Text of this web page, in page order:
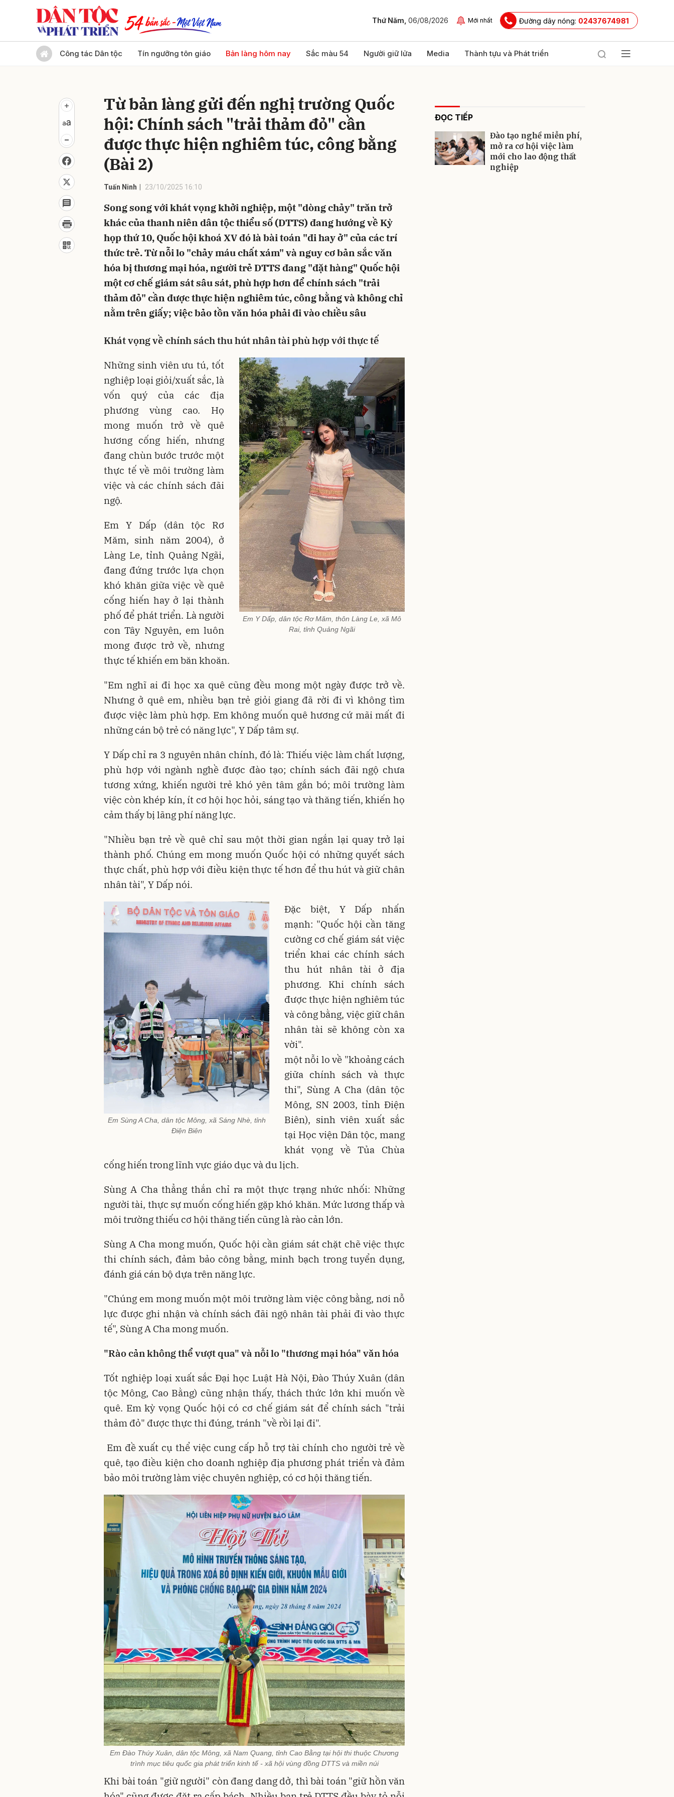
Thứ Năm, 06/08/2026 Mới nhất Đường dây nóng: 02437674981
Công tác Dân tộc Tín ngưỡng tôn giáo Bản làng hôm nay Sắc màu 54 Người giữ lửa Media Thành tựu và Phát triển
Từ bản làng gửi đến nghị trường Quốc
hội: Chính sách "trải thảm đỏ" cần
được thực hiện nghiêm túc, công bằng
(Bài 2)
Tuấn Ninh 23/10/2025 16:10
Song song với khát vọng khởi nghiệp, một "dòng chảy" trăn trở
khác của thanh niên dân tộc thiểu số (DTTS) đang hướng về Kỳ
họp thứ 10, Quốc hội khoá XV đó là bài toán "đi hay ở" của các trí
thức trẻ. Từ nỗi lo "chảy máu chất xám" và nguy cơ bản sắc văn
hóa bị thương mại hóa, người trẻ DTTS đang "đặt hàng" Quốc hội
một cơ chế giám sát sâu sát, phù hợp hơn để chính sách "trải
thảm đỏ" cần được thực hiện nghiêm túc, công bằng và không chỉ
nằm trên giấy; việc bảo tồn văn hóa phải đi vào chiều sâu
Khát vọng về chính sách thu hút nhân tài phù hợp với thực tế
Em Y Dấp, dân tộc Rơ Măm, thôn Làng Le, xã Mô
Rai, tỉnh Quảng Ngãi
Những sinh viên ưu tú, tốt
nghiệp loại giỏi/xuất sắc, là
vốn quý của các địa
phương vùng cao. Họ
mong muốn trở về quê
hương cống hiến, nhưng
đang chùn bước trước một
thực tế về môi trường làm
việc và các chính sách đãi
ngộ.
Em Y Dấp (dân tộc Rơ
Măm, sinh năm 2004), ở
Làng Le, tỉnh Quảng Ngãi,
đang đứng trước lựa chọn
khó khăn giữa việc về quê
cống hiến hay ở lại thành
phố để phát triển. Là người
con Tây Nguyên, em luôn
mong được trở về, nhưng
thực tế khiến em băn khoăn.
"Em nghĩ ai đi học xa quê cũng đều mong một ngày được trở về.
Nhưng ở quê em, nhiều bạn trẻ giỏi giang đã rời đi vì không tìm
được việc làm phù hợp. Em không muốn quê hương cứ mãi mất đi
những cán bộ trẻ có năng lực", Y Dấp tâm sự.
Y Dấp chỉ ra 3 nguyên nhân chính, đó là: Thiếu việc làm chất lượng,
phù hợp với ngành nghề được đào tạo; chính sách đãi ngộ chưa
tương xứng, khiến người trẻ khó yên tâm gắn bó; môi trường làm
việc còn khép kín, ít cơ hội học hỏi, sáng tạo và thăng tiến, khiến họ
cảm thấy bị lãng phí năng lực.
"Nhiều bạn trẻ về quê chỉ sau một thời gian ngắn lại quay trở lại
thành phố. Chúng em mong muốn Quốc hội có những quyết sách
thực chất, phù hợp với điều kiện thực tế hơn để thu hút và giữ chân
nhân tài", Y Dấp nói.
Em Sùng A Cha, dân tộc Mông, xã Sáng Nhè, tỉnh
Điện Biên
Đặc biệt, Y Dấp nhấn
mạnh: "Quốc hội cần tăng
cường cơ chế giám sát việc
triển khai các chính sách
thu hút nhân tài ở địa
phương. Khi chính sách
được thực hiện nghiêm túc
và công bằng, việc giữ chân
nhân tài sẽ không còn xa
vời".
một nỗi lo về "khoảng cách
giữa chính sách và thực
thi", Sùng A Cha (dân tộc
Mông, SN 2003, tỉnh Điện
Biên), sinh viên xuất sắc
tại Học viện Dân tộc, mang
khát vọng về Tủa Chùa
cống hiến trong lĩnh vực giáo dục và du lịch.
Sùng A Cha thẳng thắn chỉ ra một thực trạng nhức nhối: Những
người tài, thực sự muốn cống hiến gặp khó khăn. Mức lương thấp và
môi trường thiếu cơ hội thăng tiến cũng là rào cản lớn.
Sùng A Cha mong muốn, Quốc hội cần giám sát chặt chẽ việc thực
thi chính sách, đảm bảo công bằng, minh bạch trong tuyển dụng,
đánh giá cán bộ dựa trên năng lực.
"Chúng em mong muốn một môi trường làm việc công bằng, nơi nỗ
lực được ghi nhận và chính sách đãi ngộ nhân tài phải đi vào thực
tế", Sùng A Cha mong muốn.
"Rào cản không thể vượt qua" và nỗi lo "thương mại hóa" văn hóa
Tốt nghiệp loại xuất sắc Đại học Luật Hà Nội, Đào Thúy Xuân (dân
tộc Mông, Cao Bằng) cũng nhận thấy, thách thức lớn khi muốn về
quê. Em kỳ vọng Quốc hội có cơ chế giám sát để chính sách "trải
thảm đỏ" được thực thi đúng, tránh "về rồi lại đi".
Em đề xuất cụ thể việc cung cấp hỗ trợ tài chính cho người trẻ về
quê, tạo điều kiện cho doanh nghiệp địa phương phát triển và đảm
bảo môi trường làm việc chuyên nghiệp, có cơ hội thăng tiến.
Em Đào Thúy Xuân, dân tộc Mông, xã Nam Quang, tỉnh Cao Bằng tại hội thi thuộc Chương
trình mục tiêu quốc gia phát triển kinh tế - xã hội vùng đồng DTTS và miền núi
Khi bài toán "giữ người" còn đang dang dở, thì bài toán "giữ hồn văn
ĐỌC TIẾP
Đào tạo nghề miễn phí,
mở ra cơ hội việc làm
mới cho lao động thất
nghiệp
Gửi bình luận
Gửi